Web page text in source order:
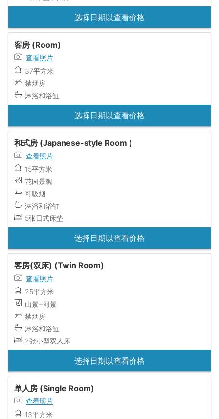
选择日期以查看价格
客房 (Room)
查看照片
37平方米
禁烟房
淋浴和浴缸
选择日期以查看价格
和式房 (Japanese-style Room )
查看照片
15平方米
花园景观
可吸烟
淋浴和浴缸
5张日式床垫
选择日期以查看价格
客房(双床) (Twin Room)
查看照片
25平方米
山景+河景
禁烟房
淋浴和浴缸
2张小型双人床
选择日期以查看价格
单人房 (Single Room)
查看照片
13平方米